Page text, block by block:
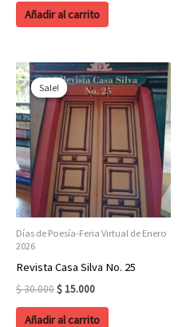
was:
is:
$ 15.000.
Añadir al carrito
Sale!
Sale!
Días de Poesía-Feria Virtual de Enero
2026
Revista Casa Silva No. 25
$30.000 Original
was:
$ 15.000Current
is:
Añadir al carrito